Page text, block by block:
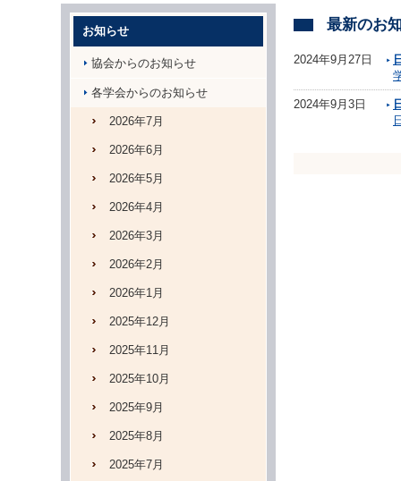
最新のお
2024年9月27日
2024年9月3日
お知らせ
協会からのお知らせ
各学会からのお知らせ
2026年7月
2026年6月
2026年5月
2026年4月
2026年3月
2026年2月
2026年1月
2025年12月
2025年11月
2025年10月
2025年9月
2025年8月
2025年7月